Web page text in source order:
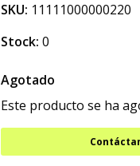
SKU: 11111000000220
Stock: 0
Agotado
Este producto se ha